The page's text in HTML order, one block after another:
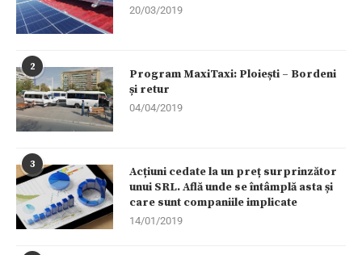
20/03/2019
2
Program MaxiTaxi: Ploiești – Bordeni
și retur
04/04/2019
3
Acțiuni cedate la un preț surprinzător
unui SRL. Află unde se întâmplă asta și
care sunt companiile implicate
14/01/2019